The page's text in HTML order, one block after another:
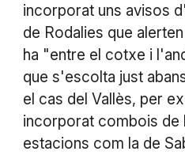
incorporat uns avisos
de Rodalies que
ha "entre el cotxe i
que s'escolta just
el cas del Vallès, per
incorporat combois de
estacions com la de